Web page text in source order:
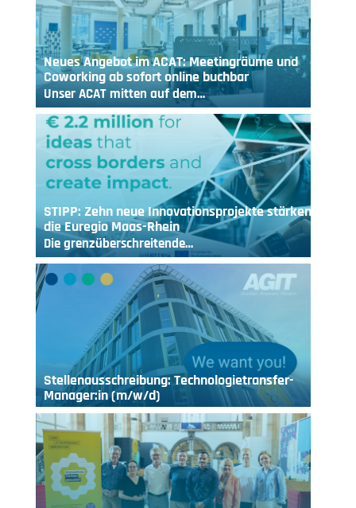
Neues Angebot im ACAT: Meetingräume und
Coworking ab sofort online buchbar
Unser ACAT mitten auf dem…
STIPP: Zehn neue Innovationsprojekte stärken
die Euregio Maas-Rhein
Die grenzüberschreitende…
Stellenausschreibung: Technologietransfer-
Manager:in (m/w/d)